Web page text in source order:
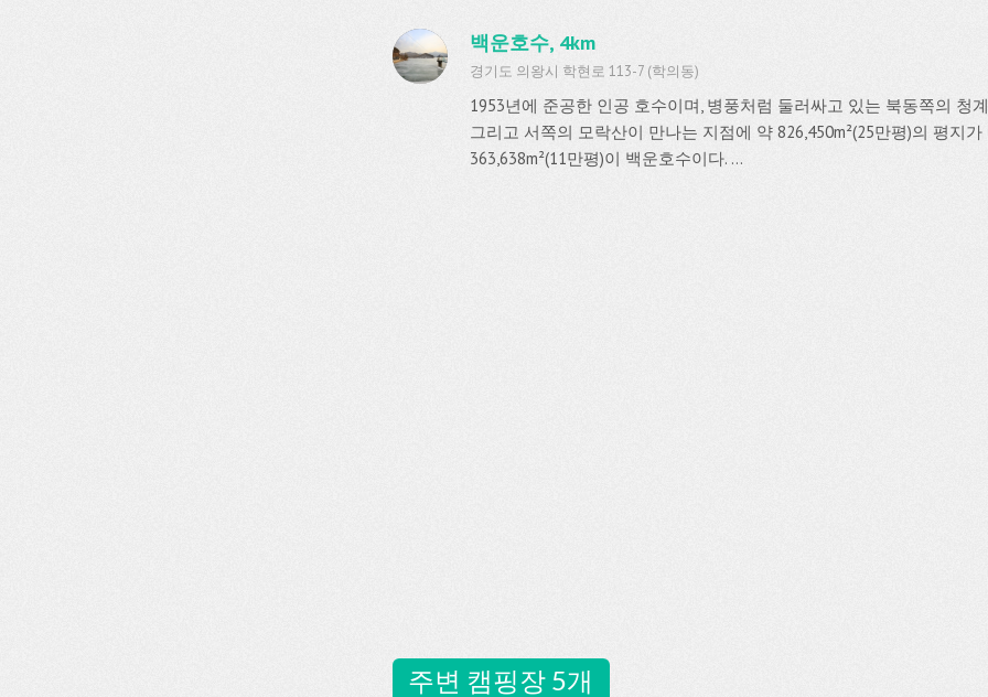
백운호수, 4km
경기도 의왕시 학현로 113-7 (학의동)
1953년에 준공한 인공 호수이며, 병풍처럼 둘러싸고 있는 북동쪽의 청
그리고 서쪽의 모락산이 만나는 지점에 약 826,450m²(25만평)의 평지
363,638m²(11만평)이 백운호수이다. ...
주변 캠핑장 5개